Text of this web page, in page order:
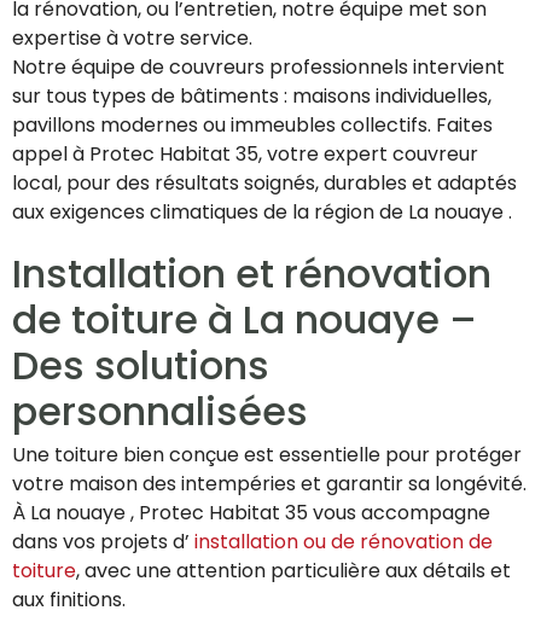
la rénovation, ou l’entretien, notre équipe met son
expertise à votre service.
Notre équipe de couvreurs professionnels intervient
sur tous types de bâtiments : maisons individuelles,
pavillons modernes ou immeubles collectifs. Faites
appel à Protec Habitat 35, votre expert couvreur
local, pour des résultats soignés, durables et adaptés
aux exigences climatiques de la région de La nouaye .
Installation et rénovation
de toiture à La nouaye –
Des solutions
personnalisées
Une toiture bien conçue est essentielle pour protéger
votre maison des intempéries et garantir sa longévité.
À La nouaye , Protec Habitat 35 vous accompagne
dans vos projets d’ installation ou de rénovation de
toiture, avec une attention particulière aux détails et
aux finitions.